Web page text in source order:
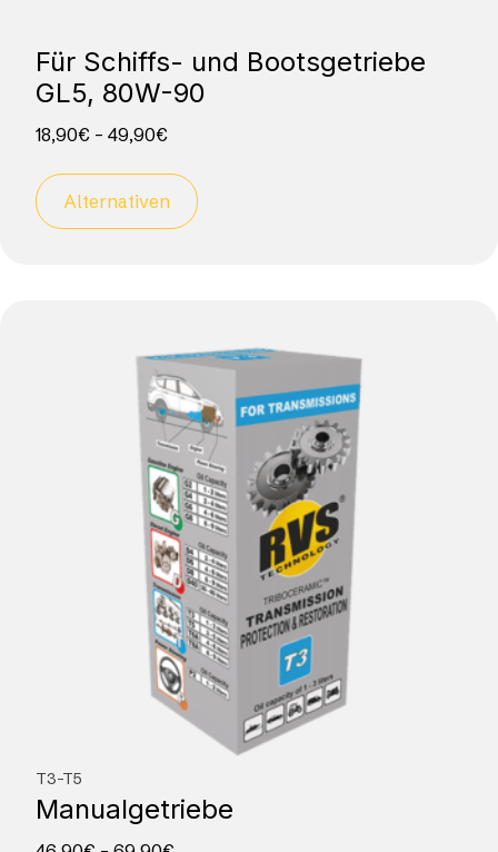
Für Schiffs- und Bootsgetriebe
GL5, 80W-90
18,90€ – 49,90€
Alternativen
T3-T5
Manualgetriebe